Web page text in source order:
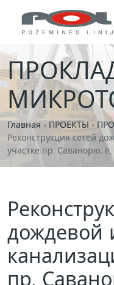
Главная › ПРОЕКТЫ ›
Реконструкция сетей
участке пр. Саванорю.
дождевой
пр.